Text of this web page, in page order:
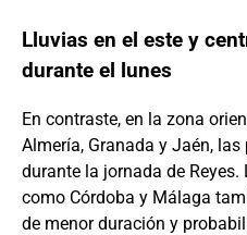
Lluvias en el este y
durante el lunes
En contraste, en la zona
Almería, Granada y Jaén,
durante la jornada de
como Córdoba y Málaga
de menor duración y